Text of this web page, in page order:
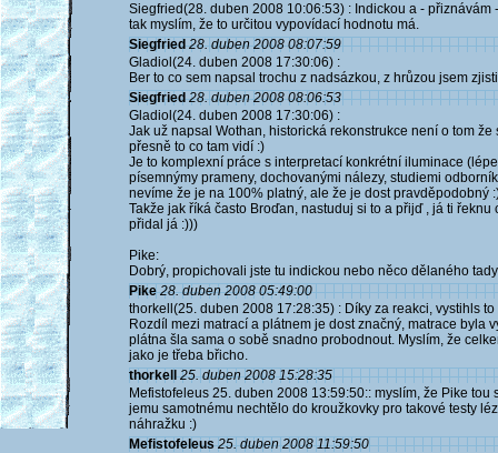
Siegfried(28. duben 2008 10:06:53) : Indickou a -
tak myslím, že to určitou vypovídací hodnotu má.
Siegfried 28. duben 2008 08:07:59
Gladiol(24. duben 2008 17:30:06) :
Ber to co sem napsal trochu z nadsázkou, z hrůzou jsem
Siegfried 28. duben 2008 08:06:53
Gladiol(24. duben 2008 17:30:06) :
Jak už napsal Wothan, historická rekonstrukce není o tom
přesně to co tam vidí :)
Je to komplexní práce s interpretací konkrétní iluminace
písemnýmy prameny, dochovanými nálezy, studiemi
nevíme že je na 100% platný, ale že je dost pravděpodobný
Takže jak říká často Broďan, nastuduj si to a přijď , já ti
přidal já :)))
Pike:
Dobrý, propichovali jste tu indickou nebo něco dělaného
Pike 28. duben 2008 05:49:00
thorkell(25. duben 2008 17:28:35) : Díky za reakci, vystihls
Rozdíl mezi matrací a plátnem je dost značný, matrace byla
plátna šla sama o sobě snadno probodnout. Myslím, že
jako je třeba břicho.
thorkell 25. duben 2008 15:28:35
Mefistofeleus 25. duben 2008 13:59:50:: myslím, že Pike
jemu samotnému nechtělo do kroužkovky pro takové testy
náhražku :)
Mefistofeleus 25. duben 2008 11:59:50